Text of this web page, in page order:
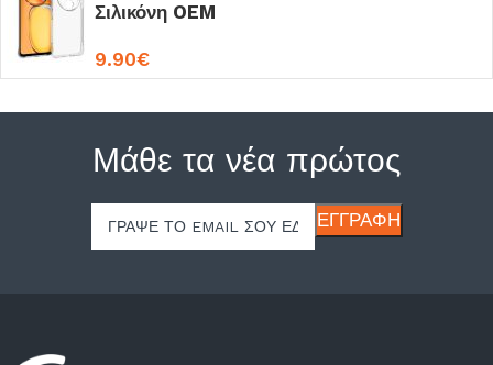
Σιλικόνη OEM
9.90€
Μάθε τα νέα πρώτος